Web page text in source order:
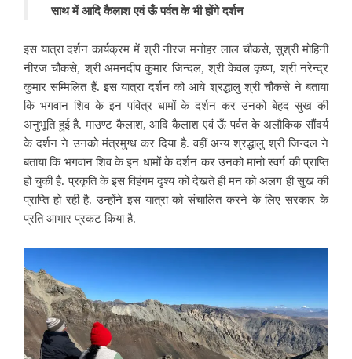
साथ में आदि कैलाश एवं ऊँ पर्वत के भी होंगे दर्शन
इस यात्रा दर्शन कार्यक्रम में श्री नीरज मनोहर लाल चौकसे, सुश्री मोहिनी
नीरज चौकसे, श्री अमनदीप कुमार जिन्दल, श्री केवल कृष्ण, श्री नरेन्द्र
कुमार सम्मिलित हैं. इस यात्रा दर्शन को आये श्रद्धालु श्री चौकसे ने बताया
कि भगवान शिव के इन पवित्र धामों के दर्शन कर उनको बेहद सुख की
अनुभूति हुई है. माउण्ट कैलाश, आदि कैलाश एवं ऊँ पर्वत के अलौकिक सौंदर्य
के दर्शन ने उनको मंत्रमुग्ध कर दिया है. वहीं अन्य श्रद्धालु श्री जिन्दल ने
बताया कि भगवान शिव के इन धामों के दर्शन कर उनको मानो स्वर्ग की प्राप्ति
हो चुकी है. प्रकृति के इस विहंगम दृश्य को देखते ही मन को अलग ही सुख की
प्राप्ति हो रही है. उन्होंने इस यात्रा को संचालित करने के लिए सरकार के
प्रति आभार प्रकट किया है.